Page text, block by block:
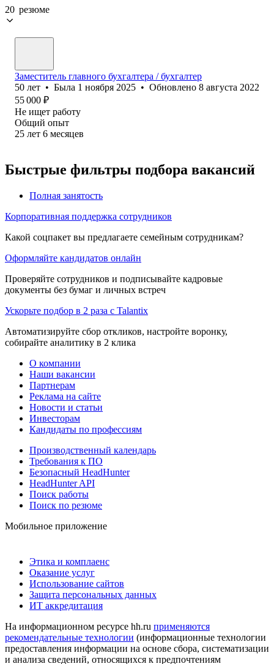
20 резюме
Заместитель главного бухгалтера / бухгалтер
50 лет • Была 1 ноября 2025 • Обновлено 8 августа 2022
55 000 ₽
Не ищет работу
Общий опыт
25 лет 6 месяцев
Быстрые фильтры подбора вакансий
Полная занятость
Корпоративная поддержка сотрудников
Какой соцпакет вы предлагаете семейным сотрудникам?
Оформляйте кандидатов онлайн
Проверяйте сотрудников и подписывайте кадровые
документы без бумаг и личных встреч
Ускорьте подбор в 2 раза с Talantix
Автоматизируйте сбор откликов, настройте воронку,
собирайте аналитику в 2 клика
О компании
Наши вакансии
Партнерам
Реклама на сайте
Новости и статьи
Инвесторам
Кандидаты по профессиям
Производственный календарь
Требования к ПО
Безопасный HeadHunter
HeadHunter API
Поиск работы
Поиск по резюме
Мобильное приложение
Этика и комплаенс
Оказание услуг
Использование сайтов
Защита персональных данных
ИТ аккредитация
На информационном ресурсе hh.ru применяются
рекомендательные технологии (информационные технологии
предоставления информации на основе сбора, систематизации
и анализа сведений, относящихся к предпочтениям